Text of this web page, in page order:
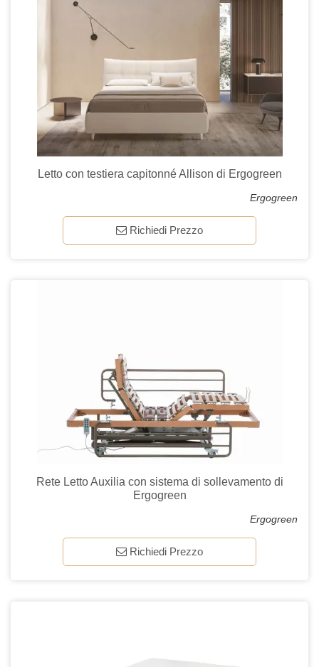
Letto con testiera capitonné Allison di Ergogreen
Ergogreen
Richiedi Prezzo
Rete Letto Auxilia con sistema di sollevamento di
Ergogreen
Ergogreen
Richiedi Prezzo